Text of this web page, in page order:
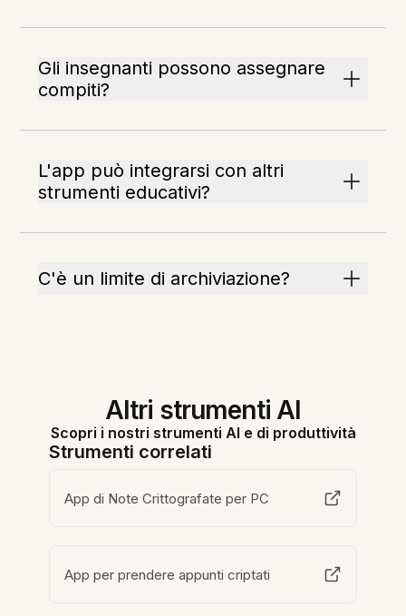
Gli insegnanti possono assegnare
compiti?
L'app può integrarsi con altri
strumenti educativi?
C'è un limite di archiviazione?
Altri strumenti AI
Scopri i nostri strumenti AI e di produttività
Strumenti correlati
App di Note Crittografate per PC
App per prendere appunti criptati